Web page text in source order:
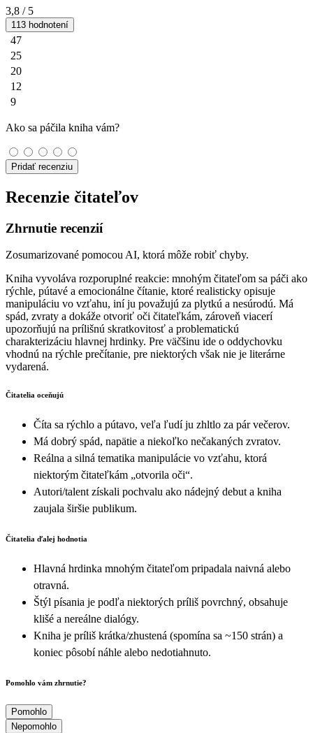
3,8 / 5
113 hodnotení
47
25
20
12
9
Ako sa páčila kniha vám?
Pridať recenziu
Recenzie čitateľov
Zhrnutie recenzií
Zosumarizované pomocou AI, ktorá môže robiť chyby.
Kniha vyvoláva rozporuplné reakcie: mnohým čitateľom sa páči ako
rýchle, pútavé a emocionálne čítanie, ktoré realisticky opisuje
manipuláciu vo vzťahu, iní ju považujú za plytkú a nesúrodú. Má
spád, zvraty a dokáže otvoriť oči čitateľkám, zároveň viacerí
upozorňujú na prílišnú skratkovitosť a problematickú
charakterizáciu hlavnej hrdinky. Pre väčšinu ide o oddychovku
vhodnú na rýchle prečítanie, pre niektorých však nie je literárne
vydarená.
Čitatelia oceňujú
Číta sa rýchlo a pútavo, veľa ľudí ju zhltlo za pár večerov.
Má dobrý spád, napätie a niekoľko nečakaných zvratov.
Reálna a silná tematika manipulácie vo vzťahu, ktorá
niektorým čitateľkám „otvorila oči“.
Autori/talent získali pochvalu ako nádejný debut a kniha
zaujala širšie publikum.
Čitatelia ďalej hodnotia
Hlavná hrdinka mnohým čitateľom pripadala naivná alebo
otravná.
Štýl písania je podľa niektorých príliš povrchný, obsahuje
klišé a nereálne dialógy.
Kniha je príliš krátka/zhustená (spomína sa ~150 strán) a
koniec pôsobí náhle alebo nedotiahnuto.
Pomohlo vám zhrnutie?
Pomohlo
Nepomohlo